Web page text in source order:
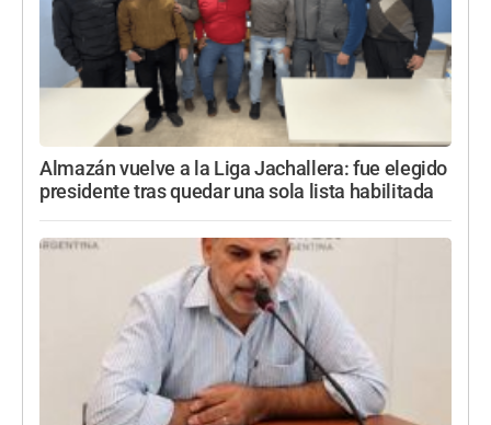
Almazán vuelve a la Liga Jachallera: fue elegido
presidente tras quedar una sola lista habilitada